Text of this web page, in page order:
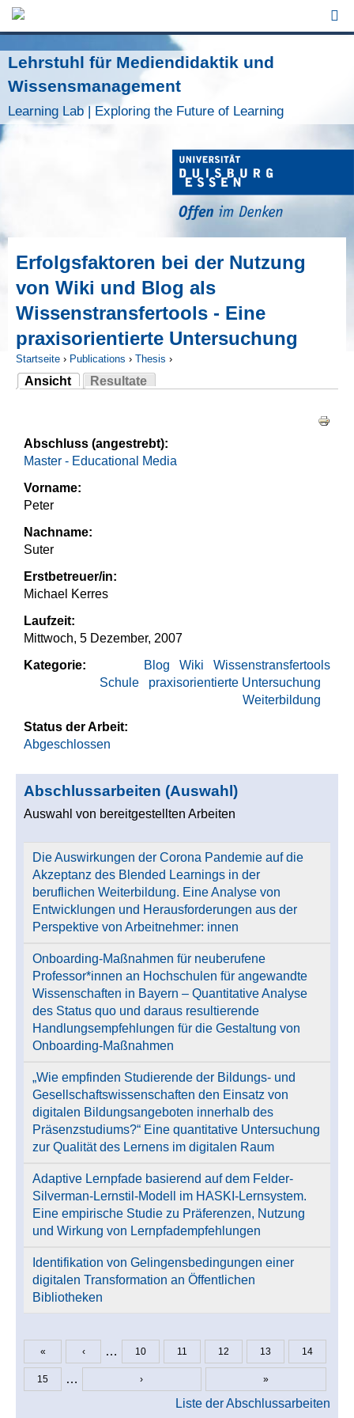
Jump to Navigation
Lehrstuhl für Mediendidaktik und
Wissensmanagement
Learning Lab | Exploring the Future of Learning
Erfolgsfaktoren bei der Nutzung
von Wiki und Blog als
Wissenstransfertools - Eine
praxisorientierte Untersuchung
Sie sind hier
Startseite › Publications › Thesis ›
Ansicht
(aktiver Reiter)
Resultate
Abschluss (angestrebt):
Master - Educational Media
Vorname:
Peter
Nachname:
Suter
Erstbetreuer/in:
Michael Kerres
Laufzeit:
Mittwoch, 5 Dezember, 2007
Kategorie:
Wissenstransfertools
Wiki
Blog
praxisorientierte Untersuchung
Schule
Weiterbildung
Status der Arbeit:
Abgeschlossen
Abschlussarbeiten (Auswahl)
Auswahl von bereitgestellten Arbeiten
Die Auswirkungen der Corona Pandemie auf die
Akzeptanz des Blended Learnings in der
beruflichen Weiterbildung. Eine Analyse von
Entwicklungen und Herausforderungen aus der
Perspektive von Arbeitnehmer: innen
Onboarding-Maßnahmen für neuberufene
Professor*innen an Hochschulen für angewandte
Wissenschaften in Bayern – Quantitative Analyse
des Status quo und daraus resultierende
Handlungsempfehlungen für die Gestaltung von
Onboarding-Maßnahmen
„Wie empfinden Studierende der Bildungs- und
Gesellschaftswissenschaften den Einsatz von
digitalen Bildungsangeboten innerhalb des
Präsenzstudiums?“ Eine quantitative Untersuchung
zur Qualität des Lernens im digitalen Raum
Adaptive Lernpfade basierend auf dem Felder-
Silverman-Lernstil-Modell im HASKI-Lernsystem.
Eine empirische Studie zu Präferenzen, Nutzung
und Wirkung von Lernpfadempfehlungen
Identifikation von Gelingensbedingungen einer
digitalen Transformation an Öffentlichen
Bibliotheken
Seiten
« ‹ … 10 11 12 13 14
15 … › »
Liste der Abschlussarbeiten